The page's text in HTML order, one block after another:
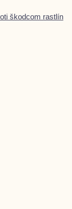
škodcom rastlín